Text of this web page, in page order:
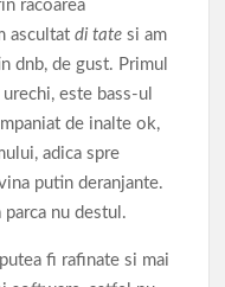
racoarea
ascultatdi tate si am
dnb, de gust. Primul
este bass-ul
de inalte ok,
adica spre
putin deranjante.
nu destul.
fi rafinate si mai